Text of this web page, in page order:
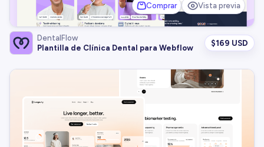
Comprar Vista previa
DentalFlow
Plantilla de Clínica Dental para Webflow
$169 USD